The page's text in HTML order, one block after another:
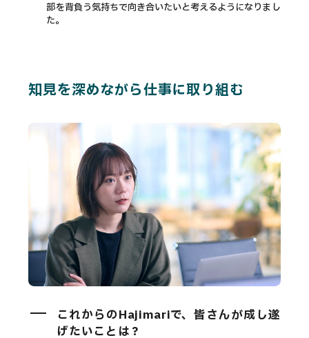
部を背負う気持ちで向き合いたいと考えるようになりまし
た。
知見を深めながら仕事に取り組む
これからのHajimariで、皆さんが成し遂
げたいことは？